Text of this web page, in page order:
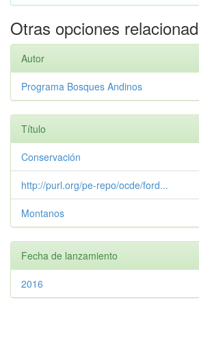
Otras opciones
Autor
Programa Bosques Andinos
Título
Conservación
http://purl.org/pe-repo/ocde/ford...
Montanos
Fecha de lanzamiento
2016